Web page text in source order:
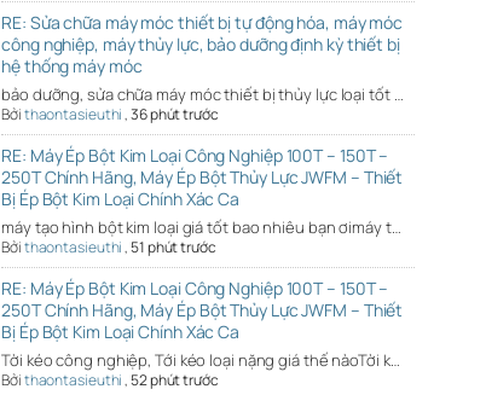
RE: Sửa chữa máy móc thiết bị tự động hóa, máy móc
công nghiệp, máy thủy lực, bảo dưỡng định kỳ thiết bị
hệ thống máy móc
bảo dưỡng, sửa chữa máy móc thiết bị thủy lực loại tốt …
Bởithaontasieuthi,36 phút trước
RE: Máy Ép Bột Kim Loại Công Nghiệp 100T – 150T –
250T Chính Hãng, Máy Ép Bột Thủy Lực JWFM – Thiết
Bị Ép Bột Kim Loại Chính Xác Ca
máy tạo hình bột kim loại giá tốt bao nhiêu bạn ơimáy t…
Bởithaontasieuthi,51 phút trước
RE: Máy Ép Bột Kim Loại Công Nghiệp 100T – 150T –
250T Chính Hãng, Máy Ép Bột Thủy Lực JWFM – Thiết
Bị Ép Bột Kim Loại Chính Xác Ca
Tời kéo công nghiệp, Tới kéo loại nặng giá thế nàoTời k…
Bởithaontasieuthi,52 phút trước